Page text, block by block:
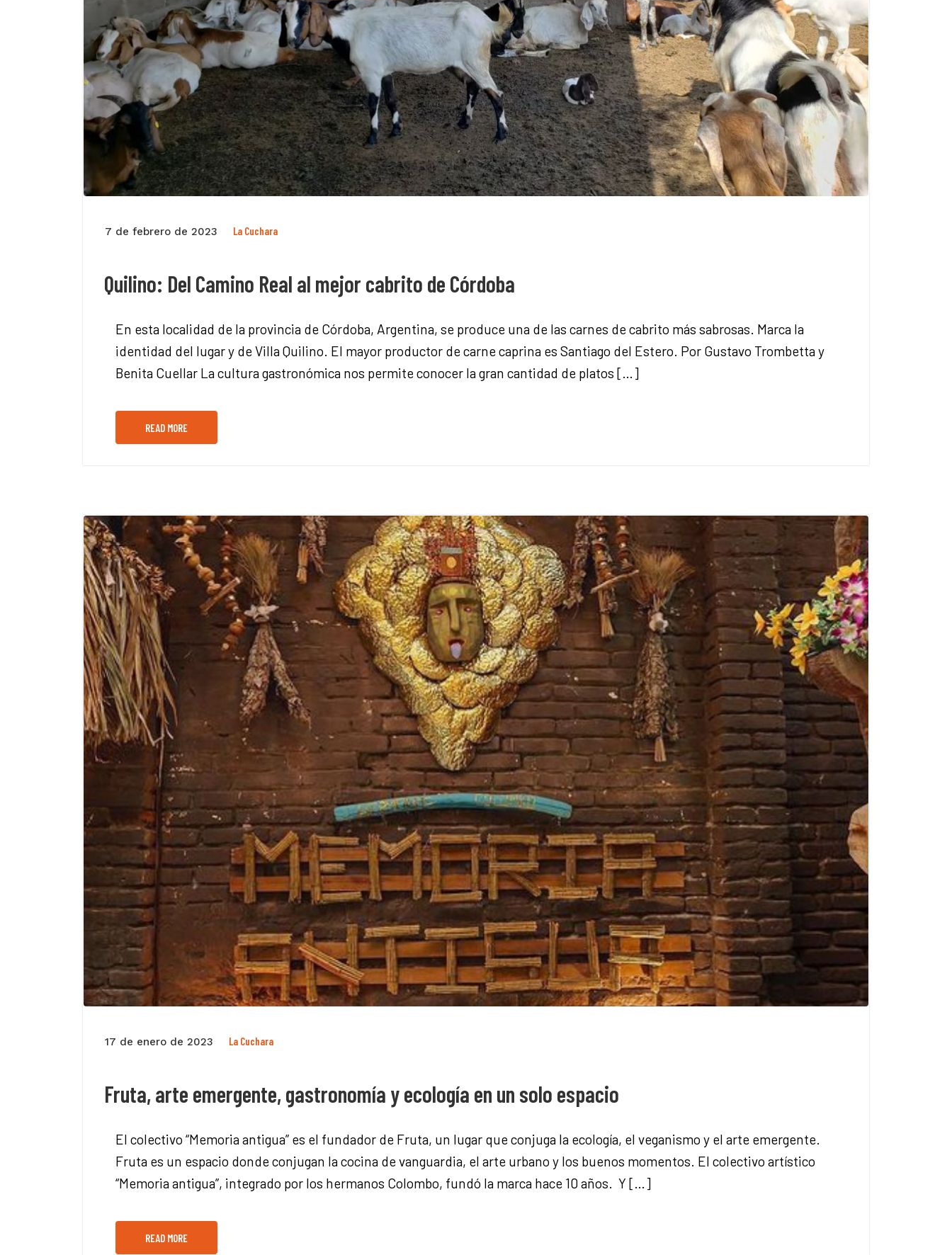
7 de febrero de 2023 La Cuchara
Quilino: Del Camino Real al mejor cabrito de Córdoba
En esta localidad de la provincia de Córdoba, Argentina, se produce una de las carnes de cabrito más sabrosas. Marca la
identidad del lugar y de Villa Quilino. El mayor productor de carne caprina es Santiago del Estero. Por Gustavo Trombetta y
Benita Cuellar La cultura gastronómica nos permite conocer la gran cantidad de platos […]
READ MORE
17 de enero de 2023 La Cuchara
Fruta, arte emergente, gastronomía y ecología en un solo espacio
El colectivo “Memoria antigua” es el fundador de Fruta, un lugar que conjuga la ecología, el veganismo y el arte emergente.
Fruta es un espacio donde conjugan la cocina de vanguardia, el arte urbano y los buenos momentos. El colectivo artístico
“Memoria antigua”, integrado por los hermanos Colombo, fundó la marca hace 10 años. Y […]
READ MORE